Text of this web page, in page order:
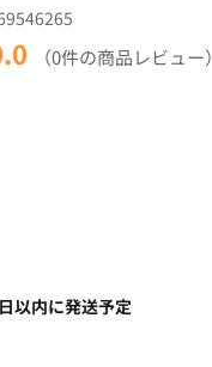
（0件の商品レビュー）
以内に発送予定